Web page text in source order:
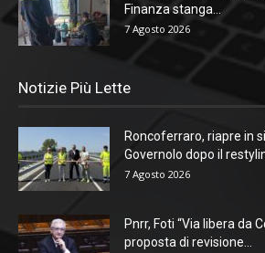
Finanza stanga...
7 Agosto 2026
Notizie Più Lette
Roncoferraro, riapre in
Governolo dopo il
7 Agosto 2026
Pnrr, Foti “Via libera da
proposta di revisione...